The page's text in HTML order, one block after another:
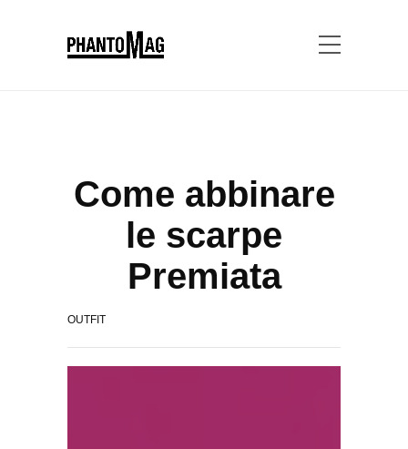
Come abbinare
le scarpe
Premiata
OUTFIT